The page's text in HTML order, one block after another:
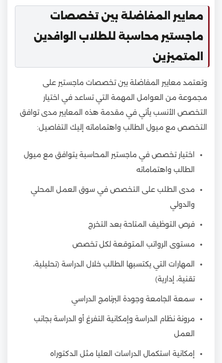
معايير المفاضلة بين تخصصات
ماجستير محاسبة للطلاب الوافدين
المتميزين
وتعتمد معايير المفاضلة بين تخصصات ماجستير على
مجموعة من العوامل المهمة التي تساعد في اختيار
التخصص الأنسب يأتي في مقدمة هذه المعايير مدى توافق
التخصص مع ميول الطالب واهتماماته إليك التفاصيل:
اختيار تخصص في ماجستير المحاسبة يتوافق مع ميول
الطالب واهتماماته
مدى الطلب على التخصص في سوق العمل المحلي
والدولي
فرص التوظيف المتاحة بعد التخرج
مستوى الرواتب المتوقعة لكل تخصص
المهارات التي يكتسبها الطالب خلال الدراسة (تحليلية،
تقنية، إدارية)
سمعة الجامعة وجودة البرنامج الدراسي
مرونة نظام الدراسة وإمكانية التفرغ أو الدراسة بجانب
العمل
إمكانية استكمال الدراسات العليا مثل الدكتوراه